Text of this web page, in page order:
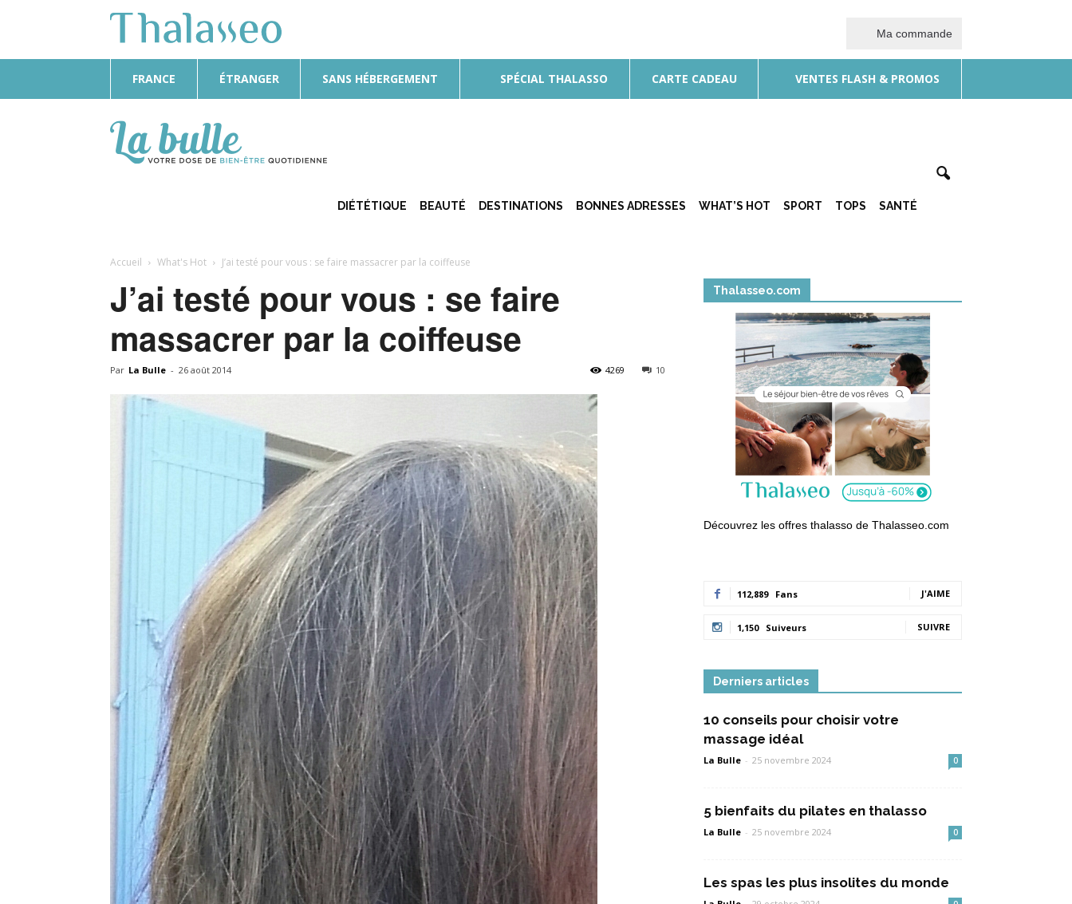
Ma commande
FRANCE ÉTRANGER SANS HÉBERGEMENT SPÉCIAL THALASSO CARTE CADEAU VENTES FLASH & PROMOS
Bulle
DIÉTÉTIQUE BEAUTÉ DESTINATIONS BONNES ADRESSES WHAT’S HOT SPORT TOPS SANTÉ
Accueil What's Hot J’ai testé pour vous : se faire massacrer par la coiffeuse
J’ai testé pour vous : se faire
massacrer par la coiffeuse
Par La Bulle - 26 août 2014 10
4269
Thalasseo.com
Découvrez les offres thalasso de Thalasseo.com
112,889 Fans J'AIME
1,150 Suiveurs SUIVRE
Derniers articles
10 conseils pour choisir votre
massage idéal
La Bulle - 25 novembre 2024 0
5 bienfaits du pilates en thalasso
La Bulle - 25 novembre 2024 0
Les spas les plus insolites du monde